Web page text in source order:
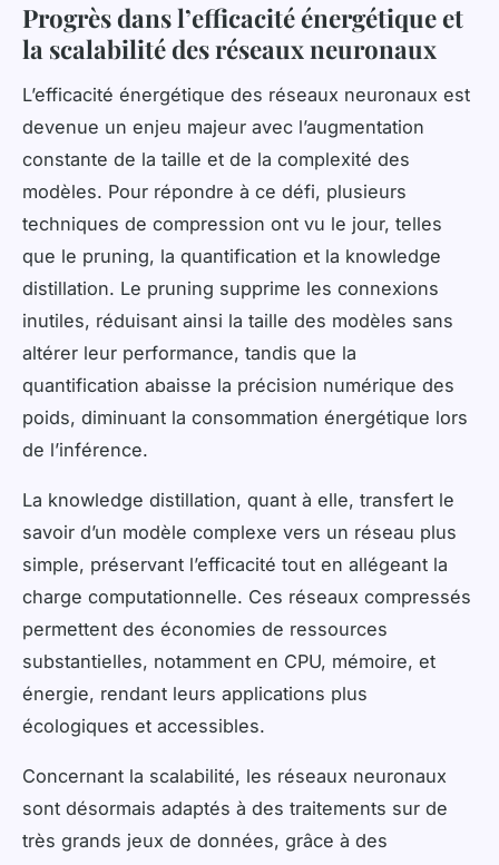
Progrès dans l’efficacité énergétique et
la scalabilité des réseaux neuronaux
L’efficacité énergétique des réseaux neuronaux est
devenue un enjeu majeur avec l’augmentation
constante de la taille et de la complexité des
modèles. Pour répondre à ce défi, plusieurs
techniques de compression ont vu le jour, telles
que le pruning, la quantification et la knowledge
distillation. Le pruning supprime les connexions
inutiles, réduisant ainsi la taille des modèles sans
altérer leur performance, tandis que la
quantification abaisse la précision numérique des
poids, diminuant la consommation énergétique lors
de l’inférence.
La knowledge distillation, quant à elle, transfert le
savoir d’un modèle complexe vers un réseau plus
simple, préservant l’efficacité tout en allégeant la
charge computationnelle. Ces réseaux compressés
permettent des économies de ressources
substantielles, notamment en CPU, mémoire, et
énergie, rendant leurs applications plus
écologiques et accessibles.
Concernant la scalabilité, les réseaux neuronaux
sont désormais adaptés à des traitements sur de
très grands jeux de données, grâce à des